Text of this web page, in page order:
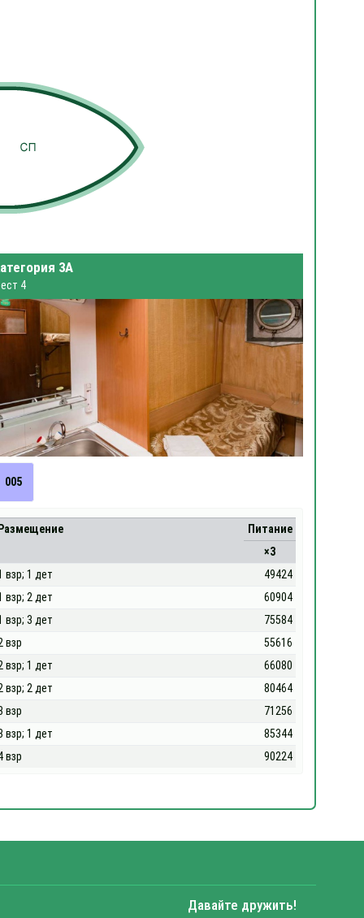
3А
4
005
Питание
×3
взр; 1 дет
49424
взр; 2 дет
60904
взр; 3 дет
75584
взр
55616
взр; 1 дет
66080
взр; 2 дет
80464
взр
71256
взр; 1 дет
85344
взр
90224
Давайте дружить!